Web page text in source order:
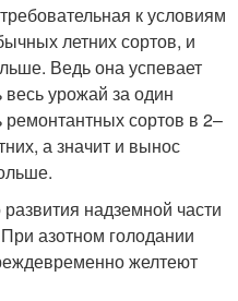
к условиям
летних сортов, и
Ведь она успевает
весь урожай за один
сортов в 2–
а значит и вынос
надземной части
азотном голодании
желтеют